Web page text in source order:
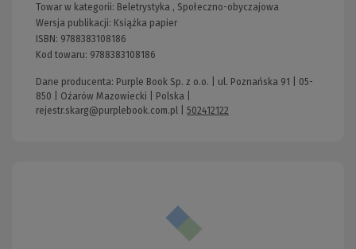
Towar w kategorii: Beletrystyka , Społeczno-obyczajowa
Wersja publikacji: Książka papier
ISBN: 9788383108186
Kod towaru: 9788383108186
Dane producenta: Purple Book Sp. z o.o. | ul. Poznańska 91 | 05-
850 | Ożarów Mazowiecki | Polska |
rejestr.skarg@purplebook.com.pl
502412122